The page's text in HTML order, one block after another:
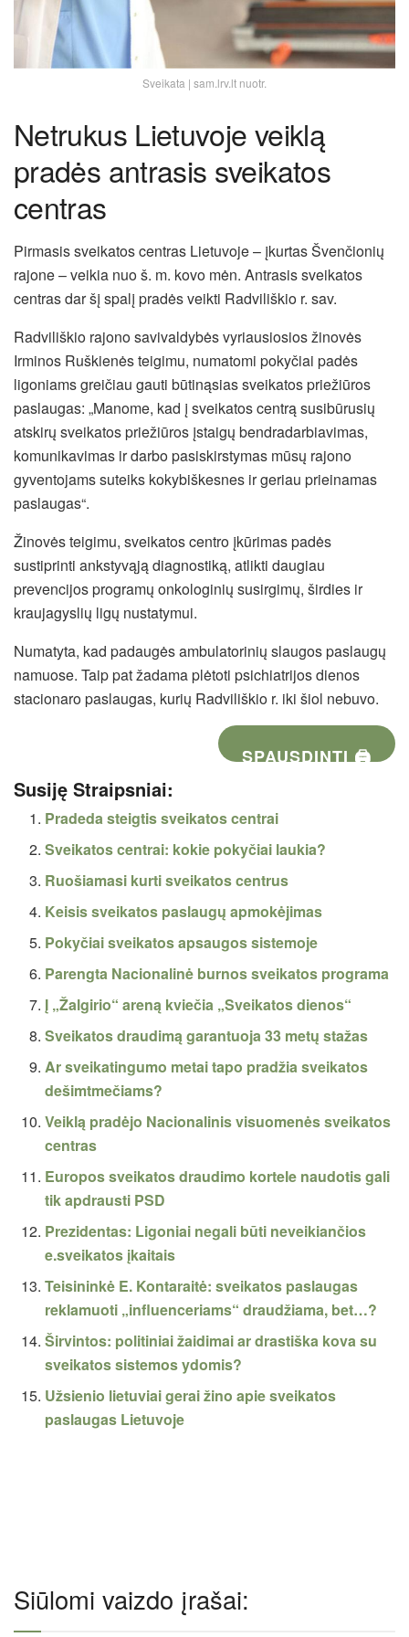
Sveikata | sam.lrv.lt nuotr.
Netrukus Lietuvoje veiklą
pradės antrasis sveikatos
centras
Pirmasis sveikatos centras Lietuvoje – įkurtas Švenčionių
rajone – veikia nuo š. m. kovo mėn. Antrasis sveikatos
centras dar šį spalį pradės veikti Radviliškio r. sav.
Radviliškio rajono savivaldybės vyriausiosios žinovės
Irminos Ruškienės teigimu, numatomi pokyčiai padės
ligoniams greičiau gauti būtinąsias sveikatos priežiūros
paslaugas: „Manome, kad į sveikatos centrą susibūrusių
atskirų sveikatos priežiūros įstaigų bendradarbiavimas,
komunikavimas ir darbo pasiskirstymas mūsų rajono
gyventojams suteiks kokybiškesnes ir geriau prieinamas
paslaugas“.
Žinovės teigimu, sveikatos centro įkūrimas padės
sustiprinti ankstyvąją diagnostiką, atlikti daugiau
prevencijos programų onkologinių susirgimų, širdies ir
kraujagyslių ligų nustatymui.
Numatyta, kad padaugės ambulatorinių slaugos paslaugų
namuose. Taip pat žadama plėtoti psichiatrijos dienos
stacionaro paslaugas, kurių Radviliškio r. iki šiol nebuvo.
SPAUSDINTI 🖨
Susiję Straipsniai:
Pradeda steigtis sveikatos centrai
Sveikatos centrai: kokie pokyčiai laukia?
Ruošiamasi kurti sveikatos centrus
Keisis sveikatos paslaugų apmokėjimas
Pokyčiai sveikatos apsaugos sistemoje
Parengta Nacionalinė burnos sveikatos programa
Į „Žalgirio“ areną kviečia „Sveikatos dienos“
Sveikatos draudimą garantuoja 33 metų stažas
Ar sveikatingumo metai tapo pradžia sveikatos
dešimtmečiams?
Veiklą pradėjo Nacionalinis visuomenės sveikatos
centras
Europos sveikatos draudimo kortele naudotis gali
tik apdrausti PSD
Prezidentas: Ligoniai negali būti neveikiančios
e.sveikatos įkaitais
Teisininkė E. Kontaraitė: sveikatos paslaugas
reklamuoti „influenceriams“ draudžiama, bet…?
Širvintos: politiniai žaidimai ar drastiška kova su
sveikatos sistemos ydomis?
Užsienio lietuviai gerai žino apie sveikatos
paslaugas Lietuvoje
Siūlomi vaizdo įrašai: